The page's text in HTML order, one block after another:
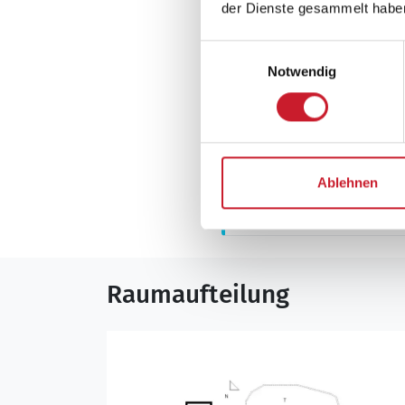
der Dienste gesammelt
Notwendig
Ablehnen
Gartenmöbel
Neben- und
Die aktuellen
Raumaufteilung